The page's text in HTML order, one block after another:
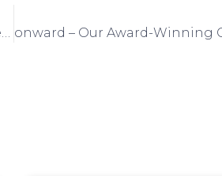
Fun, fun, and more fun! come work at Beyond